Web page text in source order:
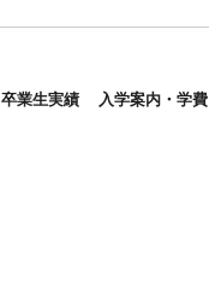
卒業生実績 入学案内・学費